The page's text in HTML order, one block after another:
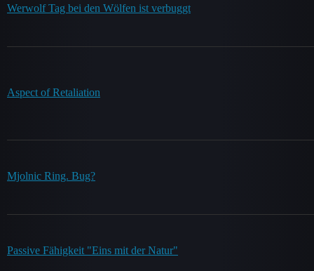
Werwolf Tag bei den Wölfen ist verbuggt
Aspect of Retaliation
Mjolnic Ring. Bug?
Passive Fähigkeit "Eins mit der Natur"